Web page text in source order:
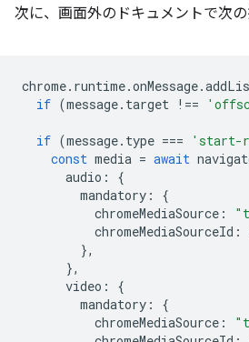
次に、画面外のドキュメントで次の
chrome. runtime.onMessage.
if (message. target !==
if (message. type === 'start-
const media = await
audio :
{
mandatory :
{
chromeMediaSource :
chromeMediaSourceId :
},
},
video :
{
mandatory :
{
chromeMediaSource :